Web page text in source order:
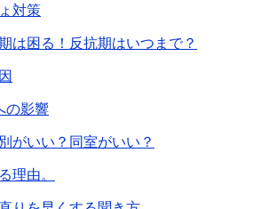
対策
は困る！反抗期はいつまで？
の影響
がいい？同室がいい？
理由。